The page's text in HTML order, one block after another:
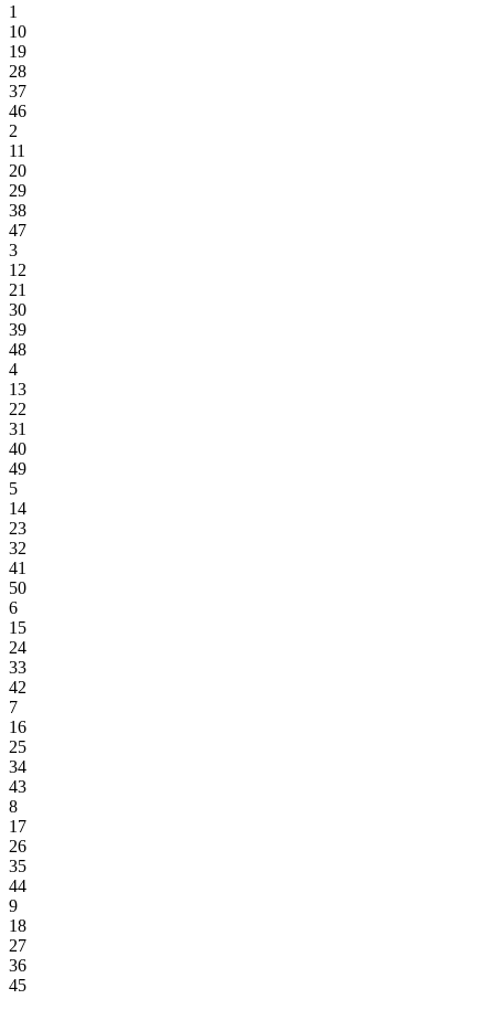
1
10
19
28
37
46
2
11
20
29
38
47
3
12
21
30
39
48
4
13
22
31
40
49
5
14
23
32
41
50
6
15
24
33
42
7
16
25
34
43
8
17
26
35
44
9
18
27
36
45